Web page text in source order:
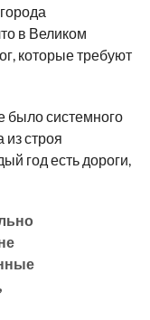
в Великом
которые требуют
было системного
строя
год есть дороги,